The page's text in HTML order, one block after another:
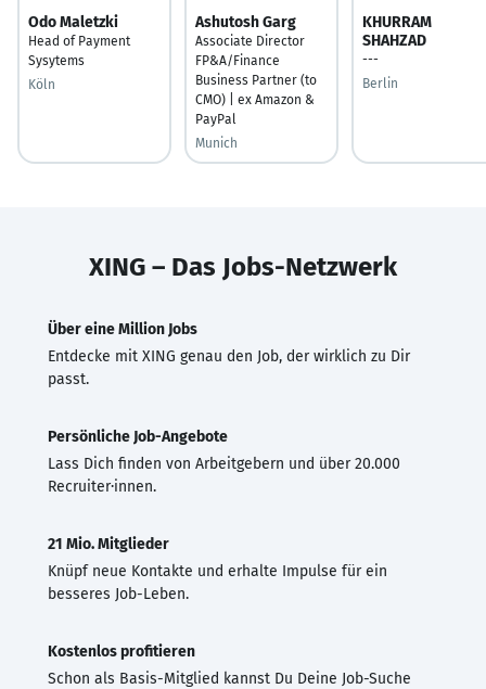
Odo Maletzki
Head of Payment
Sysytems
Köln
Ashutosh Garg
Associate Director
FP&A/Finance
Business Partner (to
CMO) | ex Amazon &
PayPal
Munich
KHURRAM
SHAHZAD
---
Berlin
XING – Das Jobs-Netzwerk
Über eine Million Jobs
Entdecke mit XING genau den Job, der wirklich zu Dir
passt.
Persönliche Job-Angebote
Lass Dich finden von Arbeitgebern und über 20.000
Recruiter·innen.
21 Mio. Mitglieder
Knüpf neue Kontakte und erhalte Impulse für ein
besseres Job-Leben.
Kostenlos profitieren
Schon als Basis-Mitglied kannst Du Deine Job-Suche